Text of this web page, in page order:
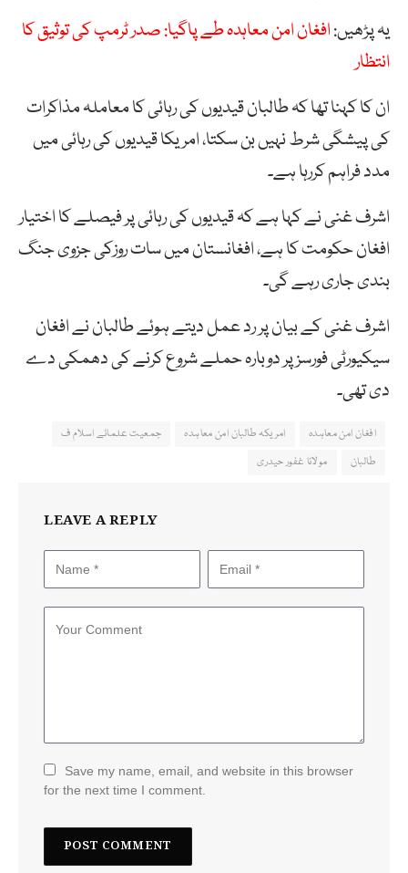
یہ پڑھیں:افغان امن معاہدہ طے پاگیا: صدر ٹرمپ کی توثیق کا
انتظار
ان کا کہنا تھا کہ طالبان قیدیوں کی رہائی کا معاملہ مذاکرات
کی پیشگی شرط نہیں بن سکتا، امریکا قیدیوں کی رہائی میں
مدد فراہم کررہا ہے۔
اشرف غنی نے کہا ہے کہ قیدیوں کی رہائی پر فیصلے کا اختیار
افغان حکومت کا ہے، افغانستان میں سات روزکی جزوی جنگ
بندی جاری رہے گی۔
اشرف غنی کے بیان پر رد عمل دیتے ہوئے طالبان نے افغان
سیکیورٹی فورسز پر دوبارہ حملے شروع کرنے کی دھمکی دے
دی تھی۔
افغان امن معاہدہ امریکہ طالبان امن معاہدہ
جمعیت علمائے اسلام ف
طالبان
مولانا غفور حیدری
LEAVE A REPLY
Save my name, email, and website in this browser
for the next time I comment.